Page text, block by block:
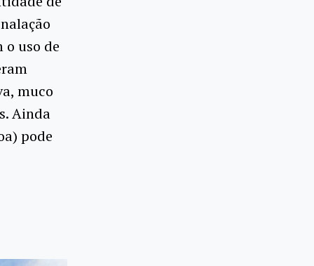
o uso de
muco
Ainda
pode